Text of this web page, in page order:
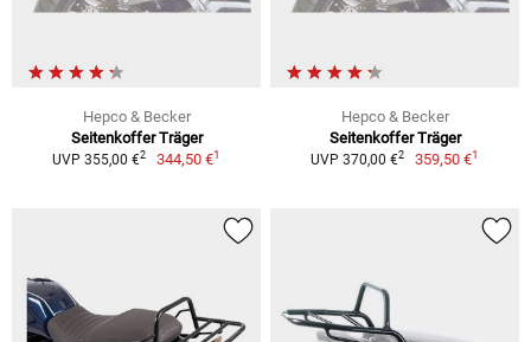
Hepco & Becker
Seitenkoffer Träger
UVP 355,00 €2 344,50 €1
Hepco & Becker
Seitenkoffer Träger
UVP 370,00 €2 359,50 €1